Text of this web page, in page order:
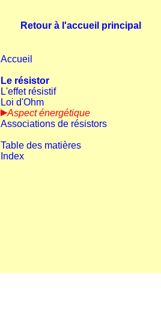
Retour à l'accueil principal
Accueil
Le résistor
L'effet résistif
Loi d'Ohm
Aspect énergétique
Associations de résistors
Table des matières
Index